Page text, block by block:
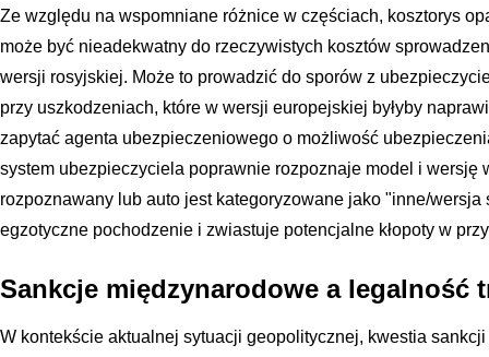
Ze względu na wspomniane różnice w częściach, kosztorys
może być nieadekwatny do rzeczywistych kosztów
wersji rosyjskiej. Może to prowadzić do sporów z
przy uszkodzeniach, które w wersji europejskiej byłyby
zapytać agenta ubezpieczeniowego o możliwość
system ubezpieczyciela poprawnie rozpoznaje model i wersję
rozpoznawany lub auto jest kategoryzowane jako "inne/
egzotyczne pochodzenie i zwiastuje potencjalne kłopoty w
Sankcje międzynarodowe a legalność
W kontekście aktualnej sytuacji geopolitycznej, kwestia